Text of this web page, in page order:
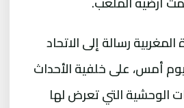
رسالة إلى الاتحاد
أمس، على خلفية الأحداث
الوحشية التي تعرض لها